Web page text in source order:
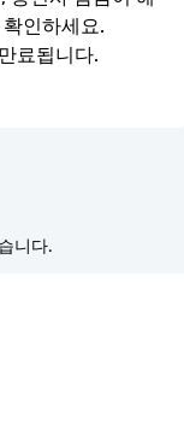
인하세요.
료됩니다.
니다.